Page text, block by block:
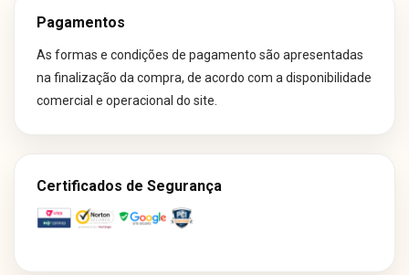
Pagamentos
As formas e condições de pagamento são apresentadas
na finalização da compra, de acordo com a disponibilidade
comercial e operacional do site.
Certificados de Segurança